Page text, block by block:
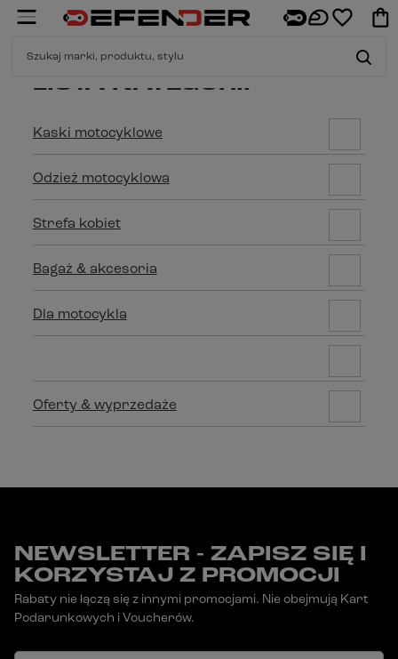
LISTA KATEGORII
Kaski motocyklowe
Odzież motocyklowa
Strefa kobiet
Bagaż & akcesoria
Dla motocykla
Oferty & wyprzedaże
NEWSLETTER - ZAPISZ SIĘ I
KORZYSTAJ Z PROMOCJI
Rabaty nie łączą się z innymi promocjami. Nie obejmują Kart
Podarunkowych i Voucherów.